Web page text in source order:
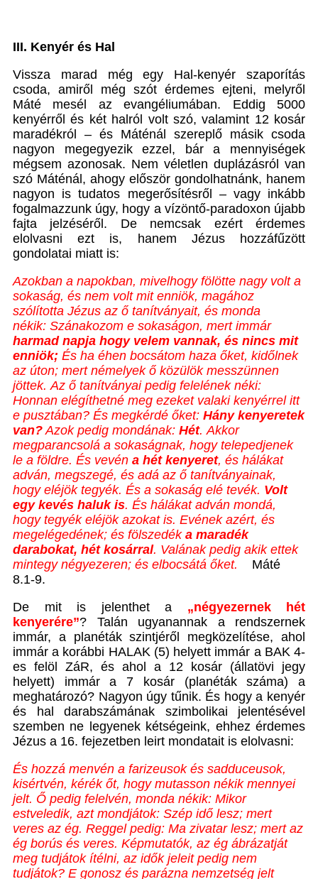
III. Kenyér és Hal
Vissza marad még egy Hal-kenyér szaporítás
csoda, amiről még szót érdemes ejteni, melyről
Máté mesél az evangéliumában. Eddig 5000
kenyérről és két halról volt szó, valamint 12 kosár
maradékról – és Máténál szereplő másik csoda
nagyon megegyezik ezzel, bár a mennyiségek
mégsem azonosak. Nem véletlen duplázásról van
szó Máténál, ahogy először gondolhatnánk, hanem
nagyon is tudatos megerősítésről – vagy inkább
fogalmazzunk úgy, hogy a vízöntő-paradoxon újabb
fajta jelzéséről. De nemcsak ezért érdemes
elolvasni ezt is, hanem Jézus hozzáfűzött
gondolatai miatt is:
Azokban a napokban, mivelhogy fölötte nagy volt a
sokaság, és nem volt mit enniök, magához
szólította Jézus az ő tanítványait, és monda
nékik: Szánakozom e sokaságon, mert immár
harmad napja hogy velem vannak, és nincs mit
enniök; És ha éhen bocsátom haza őket, kidőlnek
az úton; mert némelyek ő közülök messzünnen
jöttek.Az ő tanítványai pedig felelének néki:
Honnan elégíthetné meg ezeket valaki kenyérrel itt
e pusztában? És megkérdé őket: Hány kenyeretek
van?Azok pedig mondának: Hét.Akkor
megparancsolá a sokaságnak, hogy telepedjenek
le a földre. És vevén a hét kenyeret, és hálákat
adván, megszegé, és adá az ő tanítványainak,
hogy eléjök tegyék. És a sokaság elé tevék. Volt
egy kevés haluk is. És hálákat adván mondá,
hogy tegyék eléjök azokat is. Evének azért, és
megelégedének; és fölszedék a maradék
darabokat, hét kosárral. Valának pedig akik ettek
mintegy négyezeren; és elbocsátá őket.
Máté
8.1-9.
De mit is jelenthet a „négyezernek hét
kenyerére”? Talán ugyanannak a rendszernek
immár, a planéták szintjéről megközelítése, ahol
immár a korábbi HALAK (5) helyett immár a BAK 4-
es felöl ZáR, és ahol a 12 kosár (állatövi jegy
helyett) immár a 7 kosár (planéták száma) a
meghatározó? Nagyon úgy tűnik. És hogy a kenyér
és hal darabszámának szimbolikai jelentésével
szemben ne legyenek kétségeink, ehhez érdemes
Jézus a 16. fejezetben leirt mondatait is elolvasni:
És hozzá menvén a farizeusok és sadduceusok,
kisértvén, kérék őt, hogy mutasson nékik mennyei
jelt. Ő pedig felelvén, monda nékik: Mikor
estveledik, azt mondjátok: Szép idő lesz; mert
veres az ég. Reggel pedig: Ma zivatar lesz; mert az
ég borús és veres. Képmutatók, az ég ábrázatját
meg tudjátok ítélni, az idők jeleit pedig nem
tudjátok? E gonosz és parázna nemzetség jelt